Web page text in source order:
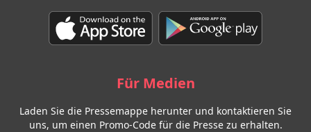
Für Medien
Laden Sie die Pressemappe herunter und kontaktieren Sie
uns, um einen Promo-Code für die Presse zu erhalten.